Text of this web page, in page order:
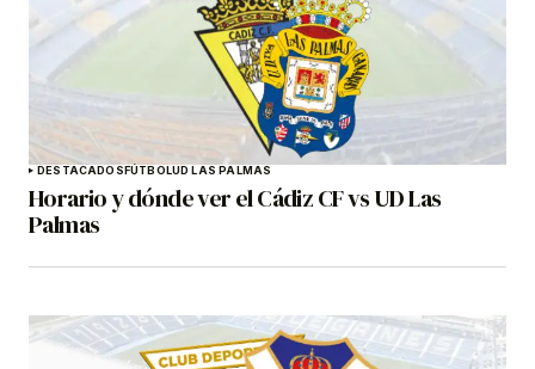
DESTACADOSFÚTBOLUD LAS PALMAS
Horario y dónde ver el Cádiz CF vs UD Las
Palmas